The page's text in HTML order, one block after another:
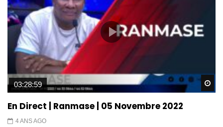
03:28:59
En Direct | Ranmase | 05 Novembre 2022
4 ANS AGO